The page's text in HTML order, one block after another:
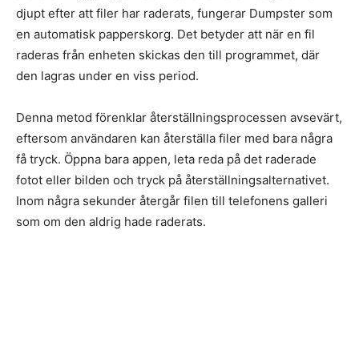
djupt efter att filer har raderats, fungerar Dumpster som
en automatisk papperskorg. Det betyder att när en fil
raderas från enheten skickas den till programmet, där
den lagras under en viss period.
Denna metod förenklar återställningsprocessen avsevärt,
eftersom användaren kan återställa filer med bara några
få tryck. Öppna bara appen, leta reda på det raderade
fotot eller bilden och tryck på återställningsalternativet.
Inom några sekunder återgår filen till telefonens galleri
som om den aldrig hade raderats.